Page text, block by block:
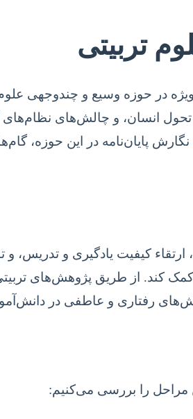
تربیتی
در حوزه وسیع و چندوجهی علوم
تحول انسان، و چالش‌های
پایان‌نامه در این حوزه،
کیفیت یادگیری و تدریس، و
کمک کند. از طریق پژوهش‌های
رفتاری و عاطفی در
مراحل را بررسی می‌کنیم: